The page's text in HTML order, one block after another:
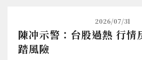
2026/07/31
陳冲示警：台股過熱 行情
踏風險